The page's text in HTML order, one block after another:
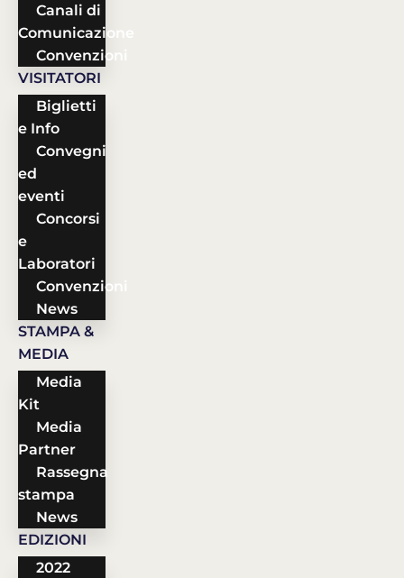
Canali di
Comunicazione
Convenzioni
VISITATORI
Biglietti
e Info
Convegni
ed
eventi
Concorsi
e
Laboratori
Convenzioni
News
STAMPA &
MEDIA
Media
Kit
Media
Partner
Rassegna
stampa
News
EDIZIONI
2022